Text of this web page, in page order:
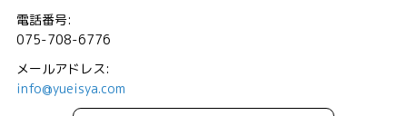
電話番号:
075-708-6776
メールアドレス:
info@yueisya.com